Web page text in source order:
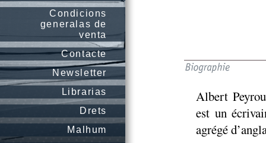
Condicions
generalas de
venta
Contacte
Newsletter
Librarias
Drets
Malhum
Albert
est un
agrégé